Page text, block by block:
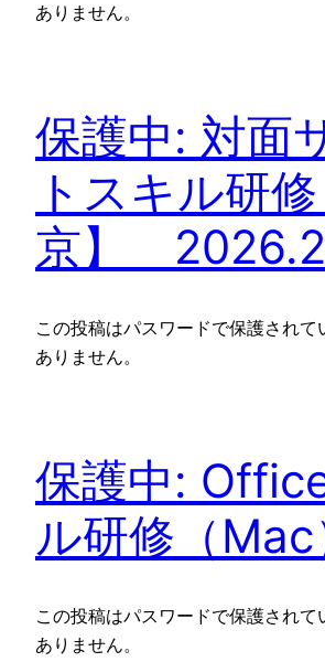
ありません。
保護中: 対面
トスキル研
京】
この投稿はパスワードで保護されて
ありません。
保護中:
ル研修（Mac
この投稿はパスワードで保護されて
ありません。